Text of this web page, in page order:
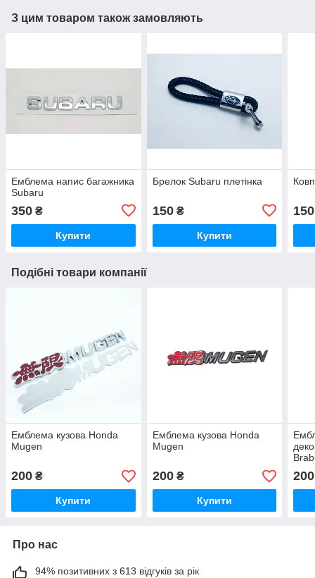
З цим товаром також замовляють
Емблема напис багажника
Subaru
350 ₴
Купити
Брелок Subaru плетінка
150₴
Купити
150
Подібні товари компанії
Емблема кузова Honda
Mugen
200 ₴
Купити
Емблема кузова Honda
Mugen
200₴
Купити
200
Про нас
94% позитивних з 613 відгуків за рік